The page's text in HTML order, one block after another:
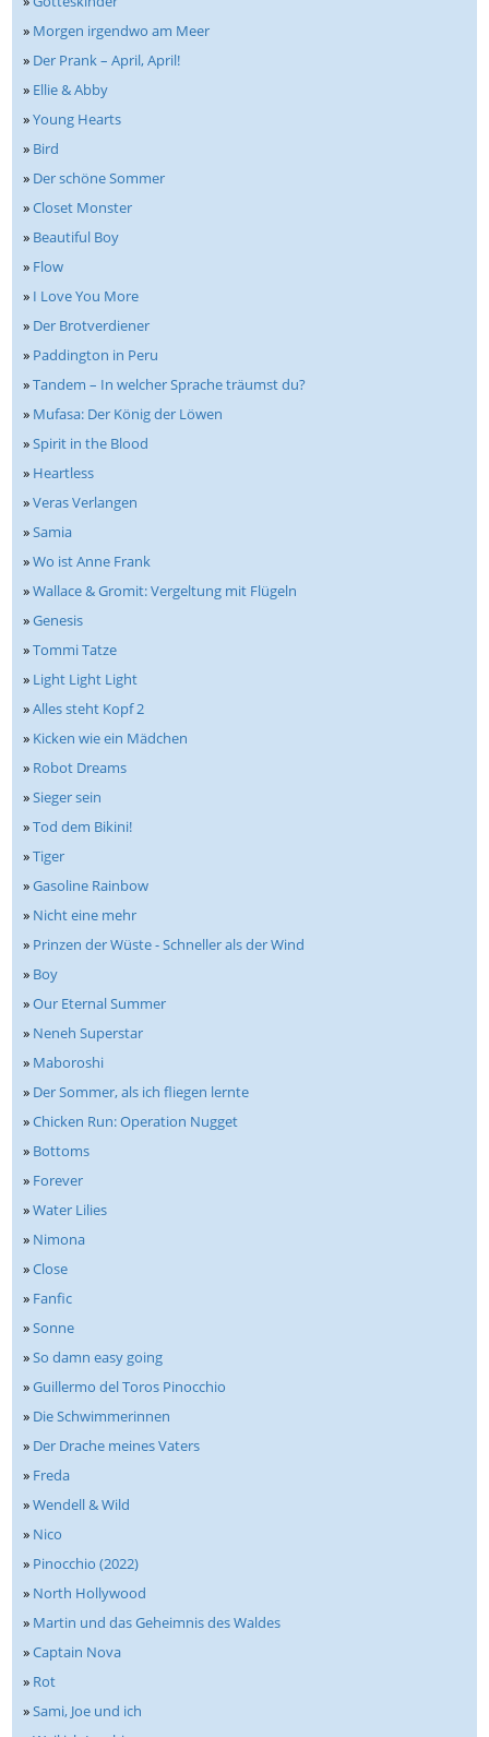
» Morgen irgendwo am Meer
» Der Prank – April, April!
» Ellie & Abby
»Young Hearts
» Bird
» Der schöne Sommer
»Closet Monster
» Beautiful Boy
» Flow
» I Love You More
» Der Brotverdiener
» Paddington in Peru
»Tandem – In welcher Sprache träumst du?
» Mufasa: Der König der Löwen
»Spirit in the Blood
» Heartless
»Veras Verlangen
»Samia
»Wo ist Anne Frank
»Wallace & Gromit: Vergeltung mit Flügeln
»Genesis
»Tommi Tatze
» Light Light Light
»Alles steht Kopf 2
» Kicken wie ein Mädchen
» Robot Dreams
»Sieger sein
»Tod dem Bikini!
»Tiger
»Gasoline Rainbow
» Nicht eine mehr
» Prinzen der Wüste - Schneller als der Wind
» Boy
»Our Eternal Summer
» Neneh Superstar
» Maboroshi
» Der Sommer, als ich fliegen lernte
»Chicken Run: Operation Nugget
» Bottoms
» Forever
»Water Lilies
» Nimona
»Close
» Fanfic
»Sonne
»So damn easy going
»Guillermo del Toros Pinocchio
» Die Schwimmerinnen
» Der Drache meines Vaters
» Freda
»Wendell & Wild
» Nico
» Pinocchio (2022)
» North Hollywood
» Martin und das Geheimnis des Waldes
»Captain Nova
» Rot
»Sami, Joe und ich